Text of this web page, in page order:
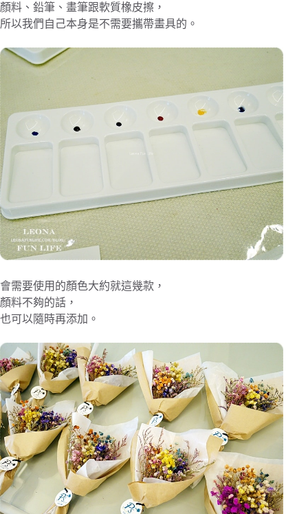
顏料、鉛筆、畫筆跟軟質橡皮擦，
所以我們自己本身是不需要攜帶畫具的。
會需要使用的顏色大約就這幾款，
顏料不夠的話，
也可以隨時再添加。